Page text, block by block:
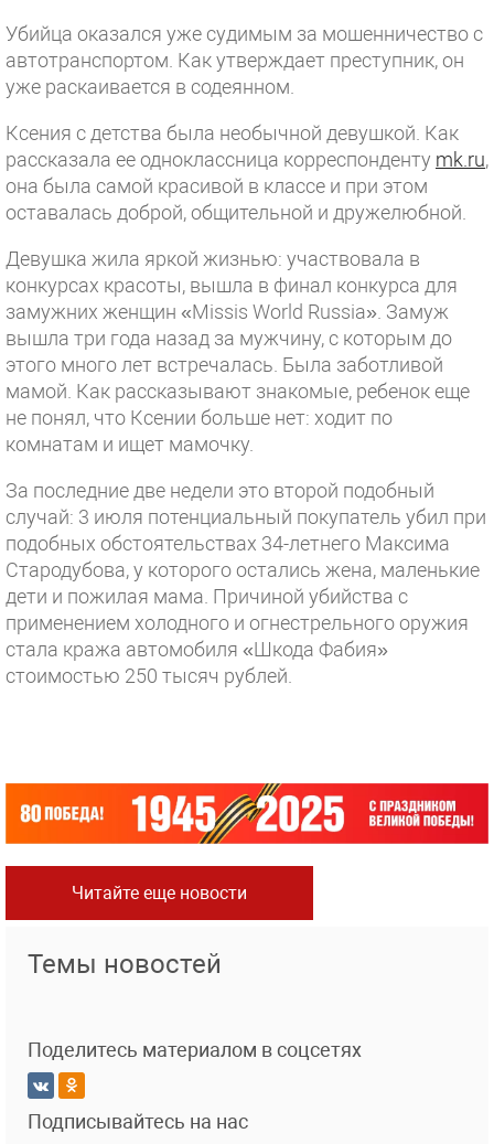
Убийца оказался уже судимым за мошенничество с
автотранспортом. Как утверждает преступник, он
уже раскаивается в содеянном.
Ксения с детства была необычной девушкой. Как
рассказала ее одноклассница корреспонденту mk.ru,
она была самой красивой в классе и при этом
оставалась доброй, общительной и дружелюбной.
Девушка жила яркой жизнью: участвовала в
конкурсах красоты, вышла в финал конкурса для
замужних женщин «Missis World Russia». Замуж
вышла три года назад за мужчину, с которым до
этого много лет встречалась. Была заботливой
мамой. Как рассказывают знакомые, ребенок еще
не понял, что Ксении больше нет: ходит по
комнатам и ищет мамочку.
За последние две недели это второй подобный
случай: 3 июля потенциальный покупатель убил при
подобных обстоятельствах 34-летнего Максима
Стародубова, у которого остались жена, маленькие
дети и пожилая мама. Причиной убийства с
применением холодного и огнестрельного оружия
стала кража автомобиля «Шкода Фабия»
стоимостью 250 тысяч рублей.
Читайте еще новости
Темы новостей
Поделитесь материалом в соцсетях
Подписывайтесь на нас